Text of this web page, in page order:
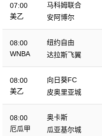
07:00
美乙
马科姆联合
安阿博尔
08:00
WNBA
纽约自由
达拉斯飞翼
08:00
美乙
向日葵FC
皮奥里亚城
08:00
厄瓜甲
奥卡斯
瓜亚基尔城